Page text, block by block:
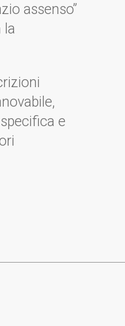
assenso”
la
e